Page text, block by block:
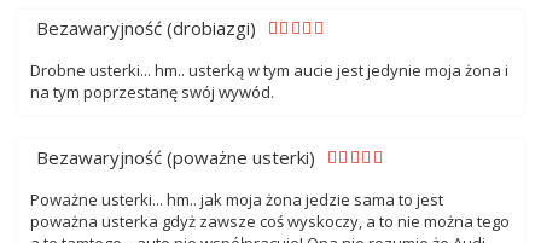
Bezawaryjność (drobiazgi)
Drobne usterki... hm.. usterką w tym aucie jest jedynie moja żona i
na tym poprzestanę swój wywód.
Bezawaryjność (poważne usterki)
Poważne usterki... hm.. jak moja żona jedzie sama to jest
poważna usterka gdyż zawsze coś wyskoczy, a to nie można tego